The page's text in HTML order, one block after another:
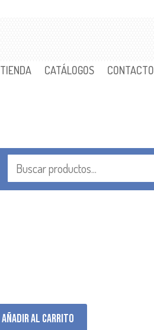
TIENDA CATÁLOGOS CONTACTO
Añadir al carrito